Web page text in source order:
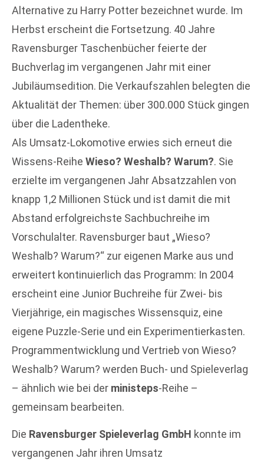
Alternative zu Harry Potter bezeichnet wurde. Im
Herbst erscheint die Fortsetzung. 40 Jahre
Ravensburger Taschenbücher feierte der
Buchverlag im vergangenen Jahr mit einer
Jubiläumsedition. Die Verkaufszahlen belegten die
Aktualität der Themen: über 300.000 Stück gingen
über die Ladentheke.
Als Umsatz-Lokomotive erwies sich erneut die
Wissens-Reihe Wieso? Weshalb? Warum?. Sie
erzielte im vergangenen Jahr Absatzzahlen von
knapp 1,2 Millionen Stück und ist damit die mit
Abstand erfolgreichste Sachbuchreihe im
Vorschulalter. Ravensburger baut „Wieso?
Weshalb? Warum?“ zur eigenen Marke aus und
erweitert kontinuierlich das Programm: In 2004
erscheint eine Junior Buchreihe für Zwei- bis
Vierjährige, ein magisches Wissensquiz, eine
eigene Puzzle-Serie und ein Experimentierkasten.
Programmentwicklung und Vertrieb von Wieso?
Weshalb? Warum? werden Buch- und Spieleverlag
– ähnlich wie bei der ministeps-Reihe –
gemeinsam bearbeiten.
Die Ravensburger Spieleverlag GmbH konnte im
vergangenen Jahr ihren Umsatz